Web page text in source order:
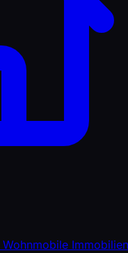
Wohnmobile Immobilien